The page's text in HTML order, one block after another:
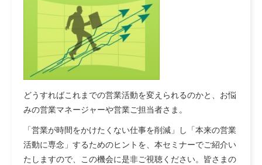
どうすればこれまでの営業活動を変えられるのかと、お悩
みの営業マネージャーや営業ご担当者さま。
「営業が時間をかけたくない仕事を削減」し「本来の営業
活動に専念」するためのヒントを、本セミナーでご紹介い
たしますので、この機会に是非ご視聴ください。皆さまの